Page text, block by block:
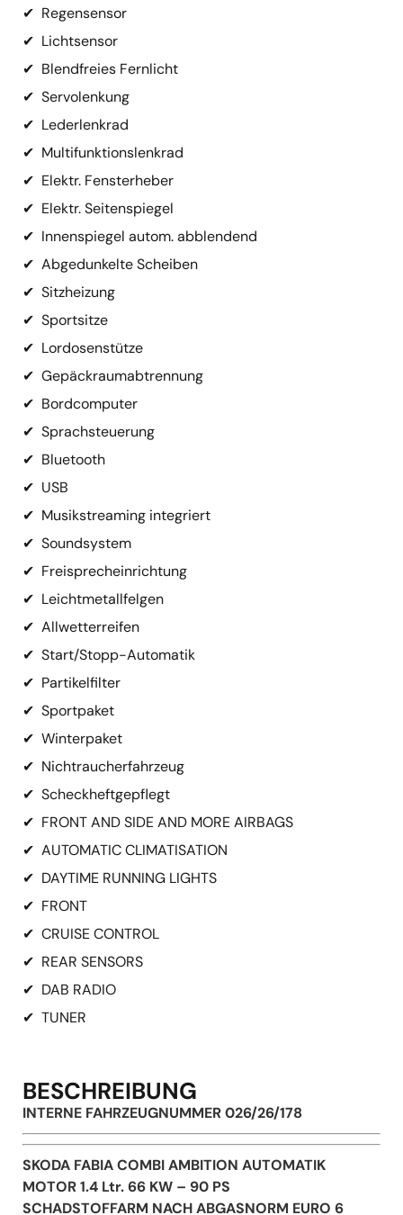
✔ Regensensor
✔ Lichtsensor
✔ Blendfreies Fernlicht
✔ Servolenkung
✔ Lederlenkrad
✔ Multifunktionslenkrad
✔ Elektr. Fensterheber
✔ Elektr. Seitenspiegel
✔ Innenspiegel autom. abblendend
✔ Abgedunkelte Scheiben
✔ Sitzheizung
✔ Sportsitze
✔ Lordosenstütze
✔ Gepäckraumabtrennung
✔ Bordcomputer
✔ Sprachsteuerung
✔ Bluetooth
✔ USB
✔ Musikstreaming integriert
✔ Soundsystem
✔ Freisprecheinrichtung
✔ Leichtmetallfelgen
✔ Allwetterreifen
✔ Start/Stopp-Automatik
✔ Partikelfilter
✔ Sportpaket
✔ Winterpaket
✔ Nichtraucherfahrzeug
✔ Scheckheftgepflegt
✔ FRONT AND SIDE AND MORE AIRBAGS
✔ AUTOMATIC CLIMATISATION
✔ DAYTIME RUNNING LIGHTS
✔ FRONT
✔ CRUISE CONTROL
✔ REAR SENSORS
✔ DAB RADIO
✔ TUNER
BESCHREIBUNG
INTERNE FAHRZEUGNUMMER 026/26/178
SKODA FABIA COMBI AMBITION AUTOMATIK
MOTOR 1.4 Ltr. 66 KW – 90 PS
SCHADSTOFFARM NACH ABGASNORM EURO 6